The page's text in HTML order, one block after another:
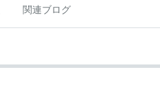
関連ブログ